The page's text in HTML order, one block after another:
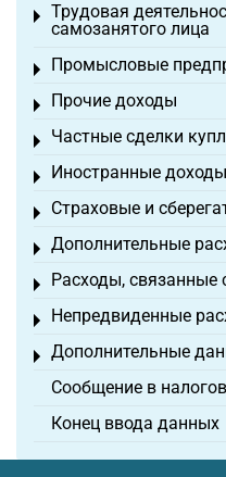
Трудовая
самозанятого лица
Toggle menu
Промысловые
Toggle menu
Прочие доходы
Toggle menu
Частные сделки
Toggle menu
Иностранные доходы
Toggle menu
Страховые и
Toggle menu
Дополнительные
Toggle menu
Расходы,
Toggle menu
Непредвиденные
Toggle menu
Дополнительные
Toggle menu
Сообщение в
Конец ввода данных